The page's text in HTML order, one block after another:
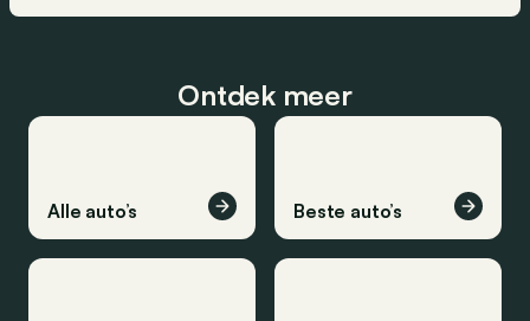
Ontdek meer
Alle auto’s Beste auto’s